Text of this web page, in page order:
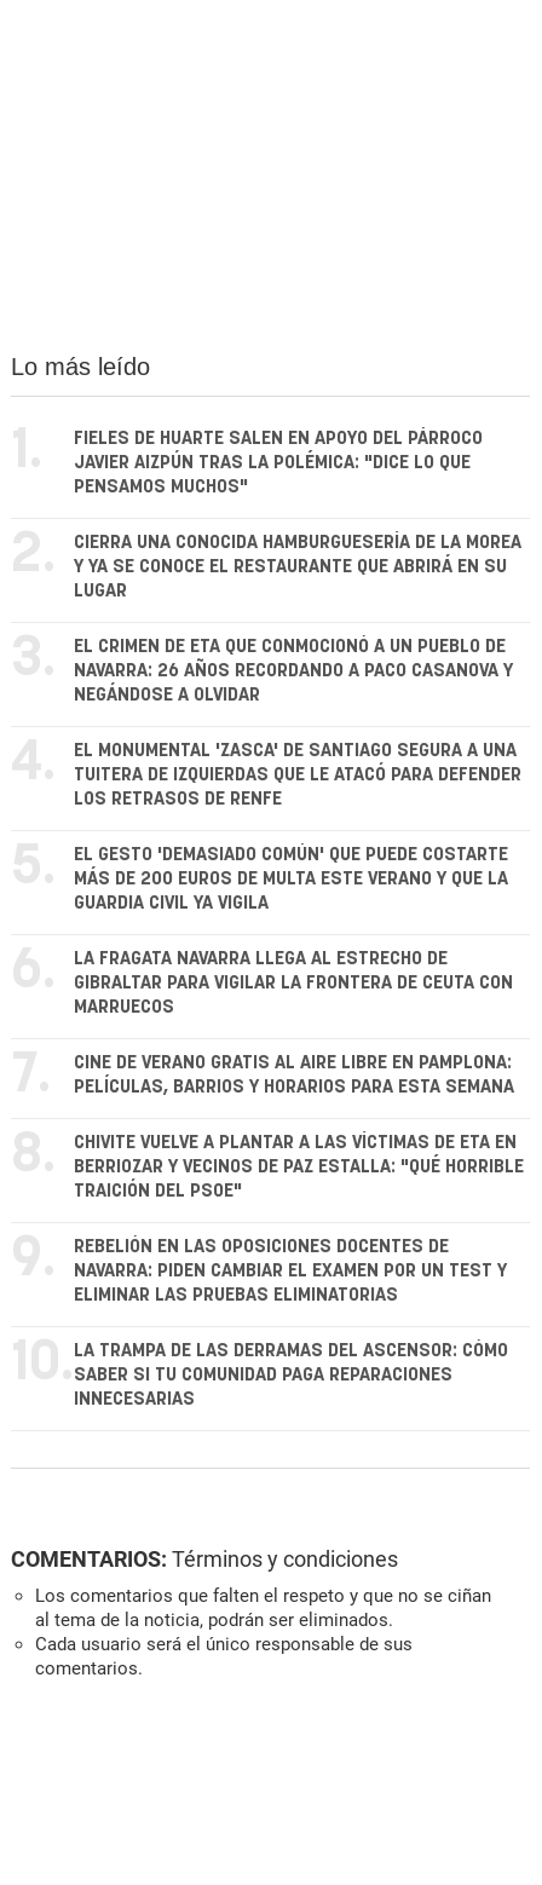
Lo más leído
1.
FIELES DE HUARTE SALEN EN APOYO DEL PÁRROCO
JAVIER AIZPÚN TRAS LA POLÉMICA: "DICE LO QUE
PENSAMOS MUCHOS"
2.
CIERRA UNA CONOCIDA HAMBURGUESERÍA DE LA MOREA
Y YA SE CONOCE EL RESTAURANTE QUE ABRIRÁ EN SU
LUGAR
3.
EL CRIMEN DE ETA QUE CONMOCIONÓ A UN PUEBLO DE
NAVARRA: 26 AÑOS RECORDANDO A PACO CASANOVA Y
NEGÁNDOSE A OLVIDAR
4.
EL MONUMENTAL 'ZASCA' DE SANTIAGO SEGURA A UNA
TUITERA DE IZQUIERDAS QUE LE ATACÓ PARA DEFENDER
LOS RETRASOS DE RENFE
5.
EL GESTO 'DEMASIADO COMÚN' QUE PUEDE COSTARTE
MÁS DE 200 EUROS DE MULTA ESTE VERANO Y QUE LA
GUARDIA CIVIL YA VIGILA
6.
LA FRAGATA NAVARRA LLEGA AL ESTRECHO DE
GIBRALTAR PARA VIGILAR LA FRONTERA DE CEUTA CON
MARRUECOS
7.
CINE DE VERANO GRATIS AL AIRE LIBRE EN PAMPLONA:
PELÍCULAS, BARRIOS Y HORARIOS PARA ESTA SEMANA
8.
CHIVITE VUELVE A PLANTAR A LAS VÍCTIMAS DE ETA EN
BERRIOZAR Y VECINOS DE PAZ ESTALLA: "QUÉ HORRIBLE
TRAICIÓN DEL PSOE"
9.
REBELIÓN EN LAS OPOSICIONES DOCENTES DE
NAVARRA: PIDEN CAMBIAR EL EXAMEN POR UN TEST Y
ELIMINAR LAS PRUEBAS ELIMINATORIAS
10. LA TRAMPA DE LAS DERRAMAS DEL ASCENSOR: CÓMO
SABER SI TU COMUNIDAD PAGA REPARACIONES
INNECESARIAS
COMENTARIOS: Términos y condiciones
Los comentarios que falten el respeto y que no se ciñan
al tema de la noticia, podrán ser eliminados.
Cada usuario será el único responsable de sus
comentarios.